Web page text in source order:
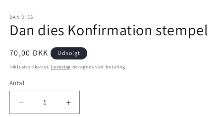
DAN DIES
Dan dies Konfirmation stempel
70,00 DKK Udsolgt
Inklusive skatter. Levering beregnes ved betaling.
Antal